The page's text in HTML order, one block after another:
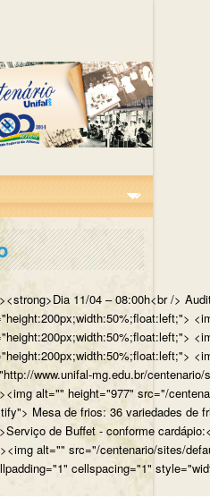
11/04 – 08:00h<br />
www.unifal-mg.edu.br/
alt="" height="977" src="/
Mesa de frios: 36 variedades de
de Buffet - conforme
alt="" src="/centenario/sites/
cellspacing="1"